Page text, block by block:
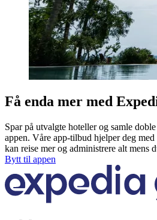
Få enda mer med
Spar på utvalgte hoteller og samle
appen. Våre app-tilbud hjelper deg med
kan reise mer og administrere alt mens
Bytt til appen